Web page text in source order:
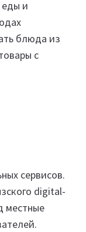
и
блюда из
с
сервисов.
digital-
местные